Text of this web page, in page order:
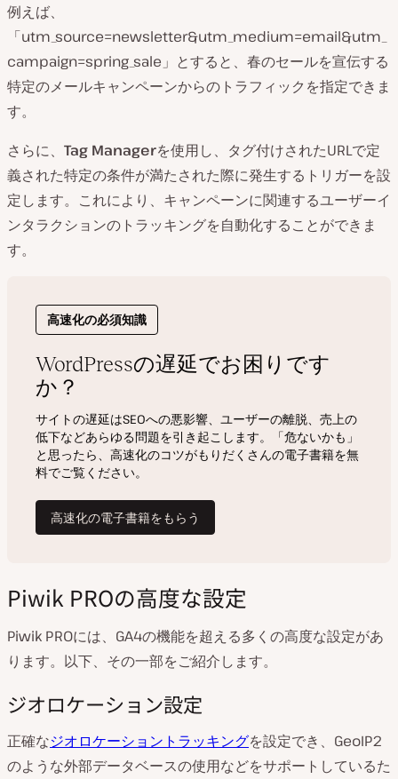
例えば、
「utm_source=newsletter&utm_medium=email&utm_
campaign=spring_sale」とすると、春のセールを宣伝する
特定のメールキャンペーンからのトラフィックを指定できま
す。
さらに、 Tag Managerを使用し、タグ付けされたURLで定
義された特定の条件が満たされた際に発生するトリガーを設
定します。これにより、キャンペーンに関連するユーザーイ
ンタラクションのトラッキングを自動化することができま
す。
Piwik PROの高度な設定
Piwik PROには、GA4の機能を超える多くの高度な設定があ
ります。以下、その一部をご紹介します。
ジオロケーション設定
正確なジオロケーショントラッキングを設定でき、GeoIP2
のような外部データベースの使用などをサポートしているた